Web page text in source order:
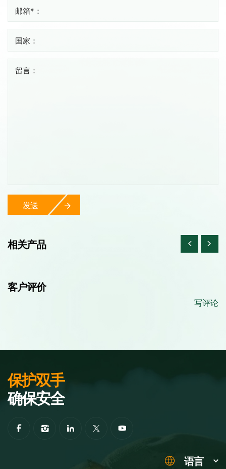
邮箱*：
国家：
留言：
发送
相关产品
客户评价
写评论
保护双手
确保安全
语言